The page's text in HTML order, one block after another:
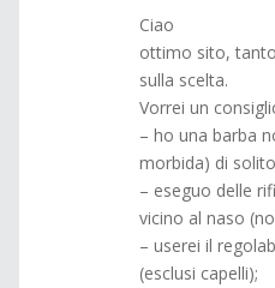
Ciao
ottimo sito,
sulla scelta.
Vorrei un
– ho una barba
morbida) di
– eseguo delle
vicino al naso
– userei il
(esclusi capelli);